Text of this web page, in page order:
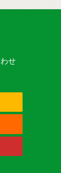
せ